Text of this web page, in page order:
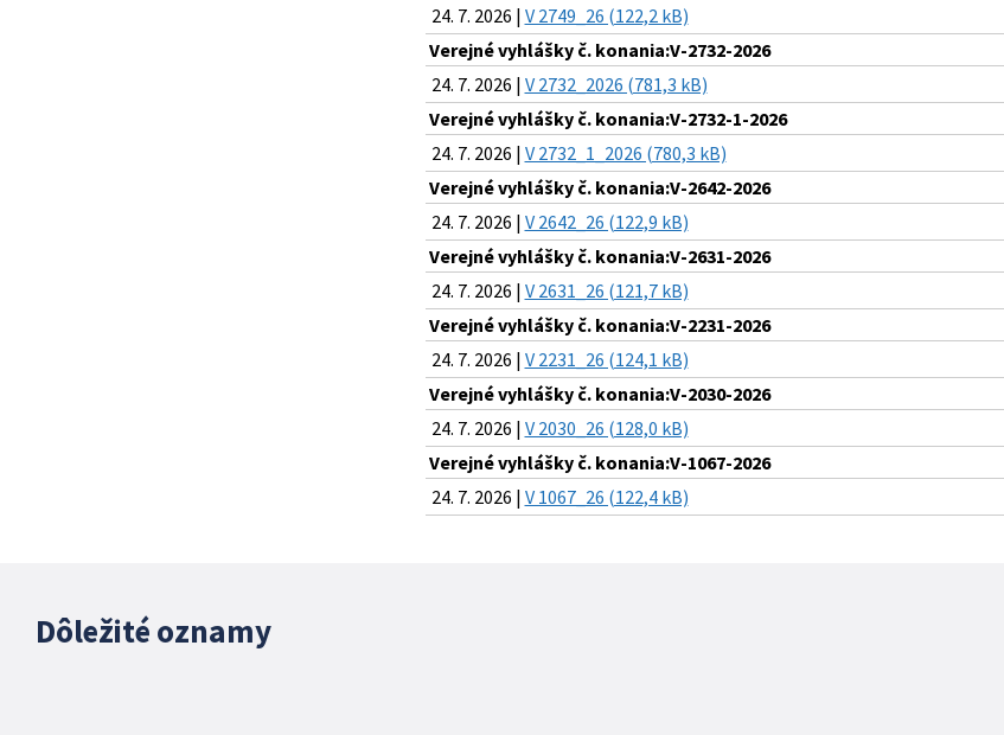
24. 7. 2026 | V 2749_26 (122,2 kB)
Verejné vyhlášky č. konania:V-2732-2026
24. 7. 2026 | V 2732_2026 (781,3 kB)
Verejné vyhlášky č. konania:V-2732-1-2026
24. 7. 2026 | V 2732_1_2026 (780,3 kB)
Verejné vyhlášky č. konania:V-2642-2026
24. 7. 2026 | V 2642_26 (122,9 kB)
Verejné vyhlášky č. konania:V-2631-2026
24. 7. 2026 | V 2631_26 (121,7 kB)
Verejné vyhlášky č. konania:V-2231-2026
24. 7. 2026 | V 2231_26 (124,1 kB)
Verejné vyhlášky č. konania:V-2030-2026
24. 7. 2026 | V 2030_26 (128,0 kB)
Verejné vyhlášky č. konania:V-1067-2026
24. 7. 2026 | V 1067_26 (122,4 kB)
Dôležité oznamy